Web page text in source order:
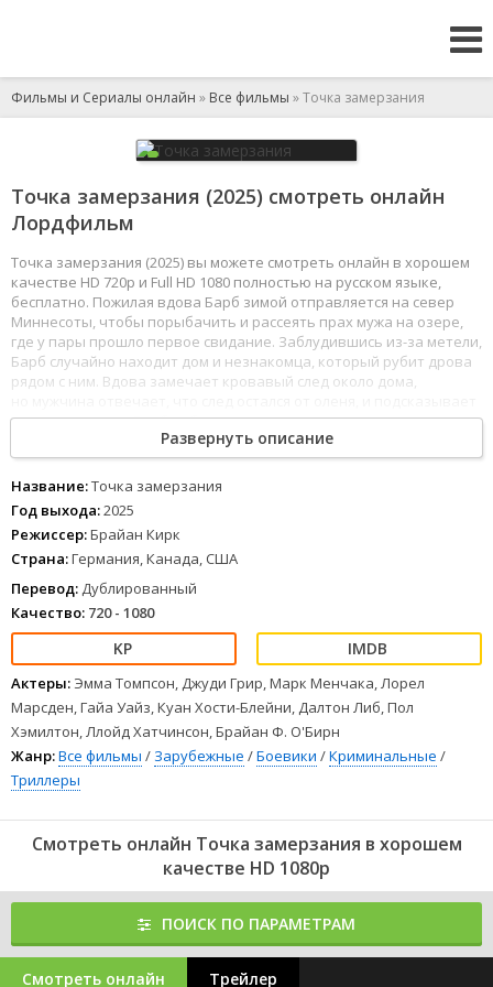
Фильмы и Сериалы онлайн » Все фильмы » Точка замерзания
Точка замерзания (2025) смотреть онлайн
Лордфильм
Точка замерзания (2025) вы можете смотреть онлайн в хорошем
качестве HD 720p и Full HD 1080 полностью на русском языке,
бесплатно. Пожилая вдова Барб зимой отправляется на север
Миннесоты, чтобы порыбачить и рассеять прах мужа на озере,
где у пары прошло первое свидание. Заблудившись из-за метели,
Барб случайно находит дом и незнакомца, который рубит дрова
рядом с ним. Вдова замечает кровавый след около дома,
дорогу до озера. Барб добирается до...
Фильм нравится моей девушке
Смотрел сериал один
Любимый фильм многих киноманов
Сериал нравится моей супруге
1234 5 67 8
Развернуть описание
Название:Точка замерзания
Год выхода:2025
Режиссер:Брайан Кирк
Страна:Германия, Канада, США
Перевод: Дублированный
Качество: 720 - 1080
Актеры: Эмма Томпсон, Джуди Грир, Марк Менчака, Лорел
Марсден, Гайа Уайз, Куан Хости-Блейни, Далтон Либ, Пол
Хэмилтон, Ллойд Хатчинсон, Брайан Ф. О'Бирн
Жанр:Все фильмы / Зарубежные /Боевики /Криминальные /
Триллеры
Смотреть онлайн Точка замерзания в хорошем
качестве HD 1080p
ПОИСК ПО ПАРАМЕТРАМ
Смотреть онлайн Трейлер